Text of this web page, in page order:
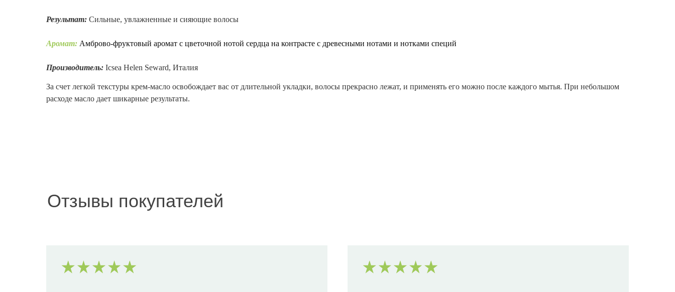
Результат: Сильные, увлажненные и сияющие волосы
Аромат: Амброво-фруктовый аромат с цветочной нотой сердца на контрасте с древесными нотами и нотками специй
Производитель: Icsea Helen Seward, Италия
За счет легкой текстуры крем-масло освобождает вас от длительной укладки, волосы прекрасно лежат, и применять его можно после каждого мытья. При небольшом
расходе масло дает шикарные результаты.
Отзывы покупателей